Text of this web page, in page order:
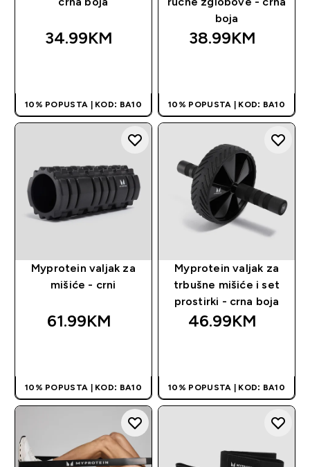
34.99KM‎
10% POPUSTA | KOD: BA10
boja
38.99KM‎
10% POPUSTA | KOD: BA10
Myprotein valjak za
mišiće - crni
61.99KM‎
10% POPUSTA | KOD: BA10
Myprotein valjak za
trbušne mišiće i set
prostirki - crna boja
46.99KM‎
10% POPUSTA | KOD: BA10